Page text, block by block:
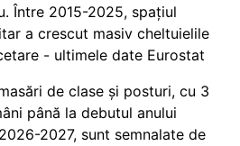
Între 2015-2025, spațiul
a crescut masiv cheltuielile
- ultimele date Eurostat
de clase și posturi, cu 3
până la debutul anului
2027, sunt semnalate de